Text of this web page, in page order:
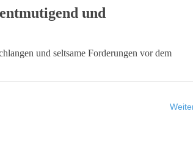
und
und seltsame Forderungen vor dem